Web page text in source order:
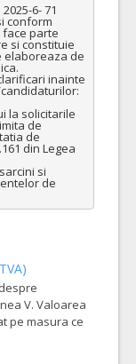
6- 71
conform
face parte
si constituie
elaboreaza de
inainte
la solicitarile
de
de
din Legea
si
de
V. Valoarea
pe masura ce